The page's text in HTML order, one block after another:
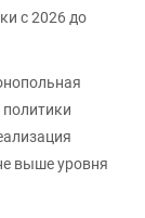
с 2026 до
выше уровня